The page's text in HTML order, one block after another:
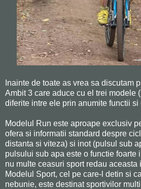
Inainte de toate as vrea sa discutam
Ambit 3 care aduce cu el trei modele
diferite intre ele prin anumite functii si
Modelul Run este aproape exclusiv
ofera si informatii standard despre
distanta si viteza) si inot (pulsul sub
pulsului sub apa este o functie foarte
nu multe ceasuri sport redau aceasta
Modelul Sport, cel pe care-l detin si
nebunie, este destinat sportivilor